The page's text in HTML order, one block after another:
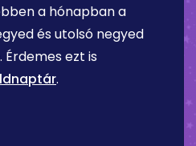
a hónapban a
és utolsó negyed
ezt is
.